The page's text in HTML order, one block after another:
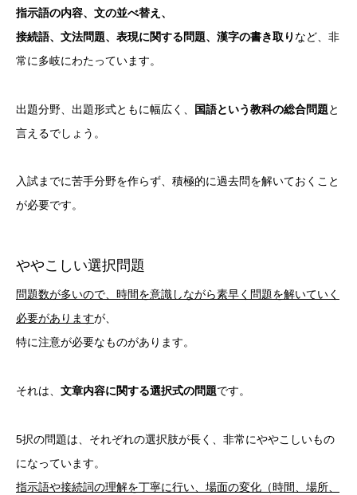
指示語の内容、文の並べ替え、
接続語、文法問題、表現に関する問題、漢字の書き取り など、非
常に多岐にわたっています。
出題分野、出題形式ともに幅広く、 国語という教科の総合問題と
言えるでしょう。
入試までに苦手分野を作らず、積極的に過去問を解いておくこと
が必要です。
ややこしい選択問題
問題数が多いので、時間を意識しながら素早く問題を解いていく
必要がありますが、
特に注意が必要なものがあります。
それは、 文章内容に関する選択式の問題です。
5択の問題は、それぞれの選択肢が長く、非常にややこしいもの
になっています。
指示語や接続詞の理解を丁寧に行い、場面の変化（時間、場所、